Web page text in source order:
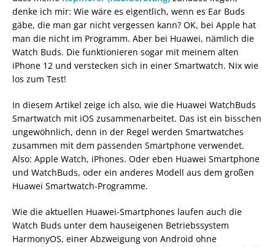
denke ich mir: Wie wäre es eigentlich, wenn es Ear Buds
gäbe, die man gar nicht vergessen kann? OK, bei Apple hat
man die nicht im Programm. Aber bei Huawei, nämlich die
Watch Buds. Die funktionieren sogar mit meinem alten
iPhone 12 und verstecken sich in einer Smartwatch. Nix wie
los zum Test!
In diesem Artikel zeige ich also, wie die Huawei WatchBuds
Smartwatch mit iOS zusammenarbeitet. Das ist ein bisschen
ungewöhnlich, denn in der Regel werden Smartwatches
zusammen mit dem passenden Smartphone verwendet.
Also: Apple Watch, iPhones. Oder eben Huawei Smartphone
und WatchBuds, oder ein anderes Modell aus dem großen
Huawei Smartwatch-Programme.
Wie die aktuellen Huawei-Smartphones laufen auch die
Watch Buds unter dem hauseigenen Betriebssystem
HarmonyOS, einer Abzweigung von Android ohne